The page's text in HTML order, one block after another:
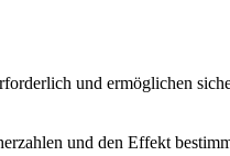
und ermöglichen
und den Effekt